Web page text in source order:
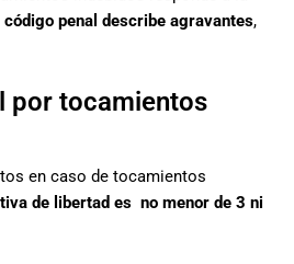
penal describe agravantes,
por tocamientos
en caso de tocamientos
de libertad es no menor de 3 ni